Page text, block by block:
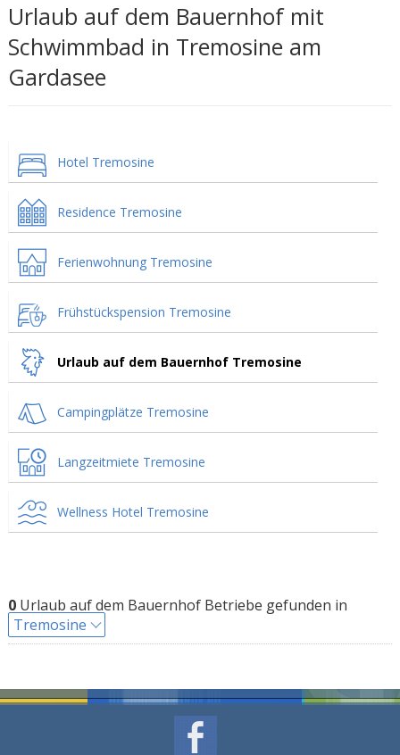
Urlaub auf dem Bauernhof mit
Schwimmbad in Tremosine am
Gardasee
Hotel Tremosine
Residence Tremosine
Ferienwohnung Tremosine
Frühstückspension Tremosine
Urlaub auf dem Bauernhof Tremosine
Campingplätze Tremosine
Langzeitmiete Tremosine
Wellness Hotel Tremosine
0Urlaub auf dem Bauernhof Betriebe gefunden in
Tremosine